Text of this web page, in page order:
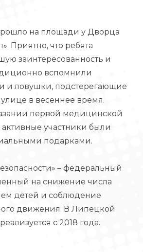
на площади у Дворца
Приятно, что ребята
заинтересованность и
вспомнили
и ловушки, подстерегающие
в весеннее время.
первой медицинской
участники были
подарками.
– федеральный
на снижение числа
детей и соблюдение
движения. В Липецкой
с 2018 года.